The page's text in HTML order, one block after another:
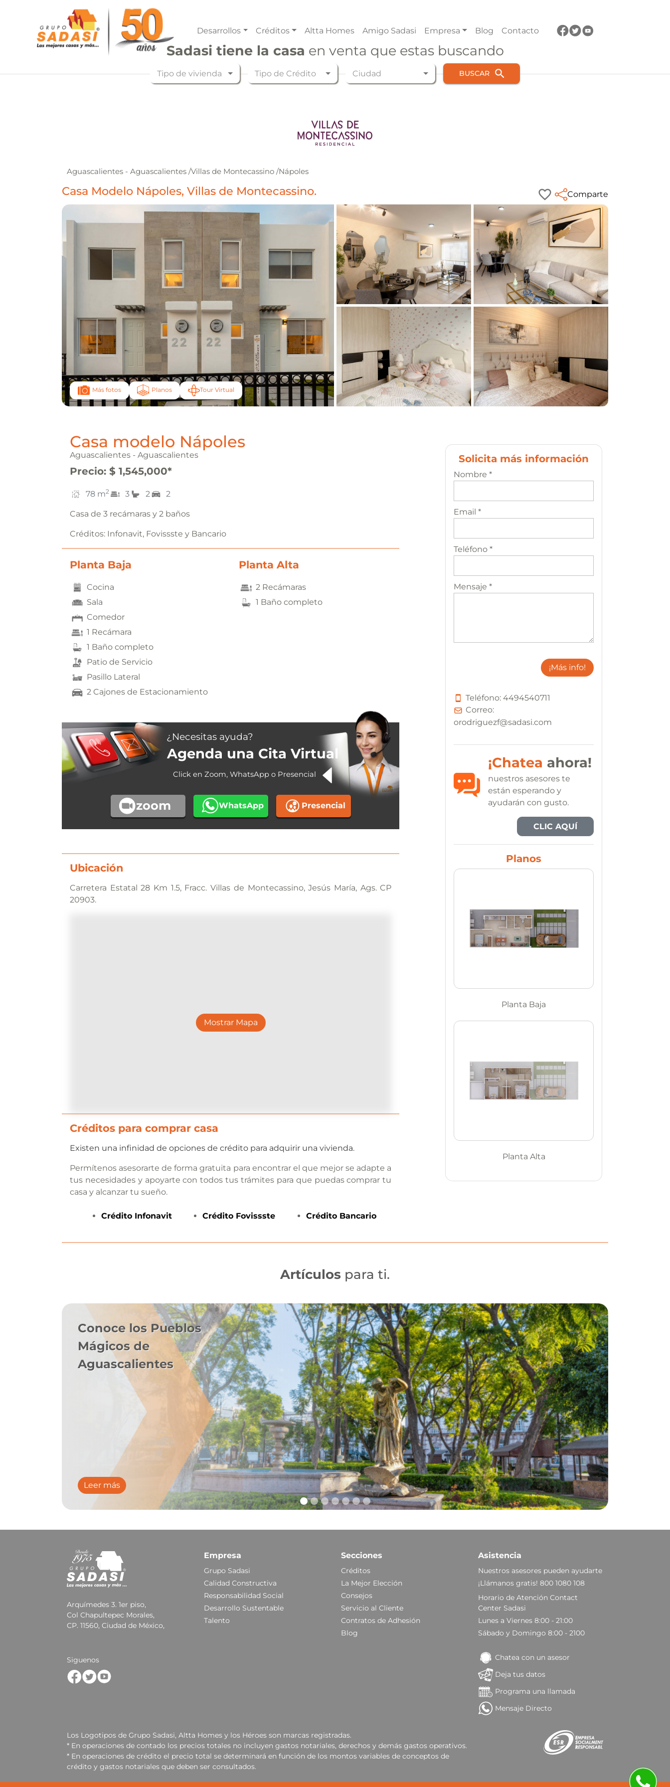
Desarrollos Créditos Altta Homes Amigo Sadasi Empresa Blog Contacto
Sadasi tiene la casa en venta que estas buscando
Tipo de vivienda Tipo de Crédito Ciudad BUSCAR
Aguascalientes - Aguascalientes /Villas de Montecassino /Nápoles
Casa Modelo Nápoles, Villas de Montecassino. Comparte
Más fotos Planos Tour Virtual
Casa modelo Nápoles
Aguascalientes - Aguascalientes
Precio: $ 1,545,000*
78 m2 3 2 2
Casa de 3 recámaras y 2 baños
Créditos: Infonavit, Fovissste y Bancario
Planta Baja
Cocina
Sala
Comedor
1 Recámara
1 Baño completo
Patio de Servicio
Pasillo Lateral
2 Cajones de Estacionamiento
Planta Alta
2 Recámaras
1 Baño completo
¿Necesitas ayuda?
Agenda una Cita Virtual
Click en Zoom, WhatsApp o Presencial
zoom WhatsApp Presencial
Ubicación
Carretera Estatal 28 Km 1.5, Fracc. Villas de Montecassino, Jesús María, Ags. CP
20903.
Mostrar Mapa
Créditos para comprar casa
Existen una infinidad de opciones de crédito para adquirir una vivienda.
Permítenos asesorarte de forma gratuita para encontrar el que mejor se adapte a
tus necesidades y apoyarte con todos tus trámites para que puedas comprar tu
casa y alcanzar tu sueño.
Crédito Infonavit Crédito Fovissste Crédito Bancario
Solicita más información
Nombre *
Email *
Teléfono *
Mensaje *
¡Más info!
Teléfono:4494540711
Correo:
orodriguezf@sadasi.com
¡Chatea ahora!
nuestros asesores te
están esperando y
ayudarán con gusto.
CLIC AQUÍ
Planos
Planta Baja
Planta Alta
Artículos para ti.
Conoce los Pueblos
Mágicos de
Aguascalientes
Leer más
Arquímedes 3. 1er piso,
Col Chapultepec Morales,
CP. 11560, Ciudad de México,
Siguenos
Empresa
Grupo Sadasi
Calidad Constructiva
Responsabilidad Social
Desarrollo Sustentable
Talento
Secciones
Créditos
La Mejor Elección
Consejos
Servicio al Cliente
Contratos de Adhesión
Blog
Asistencia
Nuestros asesores pueden ayudarte
¡Llámanos gratis! 800 1080 108
Horario de Atención Contact
Center Sadasi
Lunes a Viernes 8:00 - 21:00
Sábado y Domingo 8:00 - 2100
Chatea con un asesor
Deja tus datos
Programa una llamada
Mensaje Directo
Los Logotipos de Grupo Sadasi, Altta Homes y los Héroes son marcas registradas.
* En operaciones de contado los precios totales no incluyen gastos notariales, derechos y demás gastos operativos.
* En operaciones de crédito el precio total se determinará en función de los montos variables de conceptos de
crédito y gastos notariales que deben ser consultados.